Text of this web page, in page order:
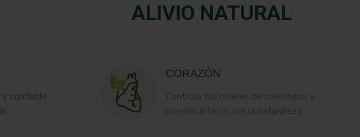
ALIVIO NATURAL
confiable
CORAZÓN